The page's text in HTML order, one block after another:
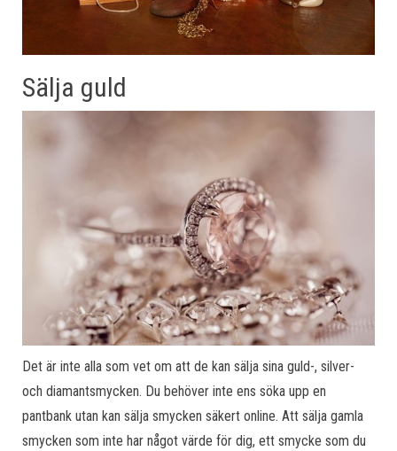
Sälja guld
Det är inte alla som vet om att de kan sälja sina guld-, silver-
och diamantsmycken. Du behöver inte ens söka upp en
pantbank utan kan sälja smycken säkert online. Att sälja gamla
smycken som inte har något värde för dig, ett smycke som du